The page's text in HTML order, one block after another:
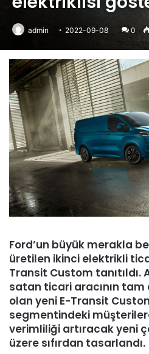
admin 2022-09-08 0
Ford’un büyük merakla
üretilen ikinci elektrikli
Transit Custom tanıtıldı.
satan ticari aracının
olan yeni E-Transit
segmentindeki
verimliliği artıracak yeni
üzere sıfırdan tasarlandı.